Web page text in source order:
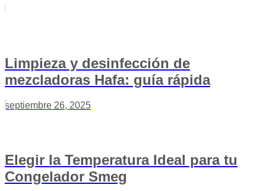
Limpieza y desinfección de
mezcladoras Hafa: guía rápida
septiembre 26, 2025
Elegir la Temperatura Ideal para tu
Congelador Smeg